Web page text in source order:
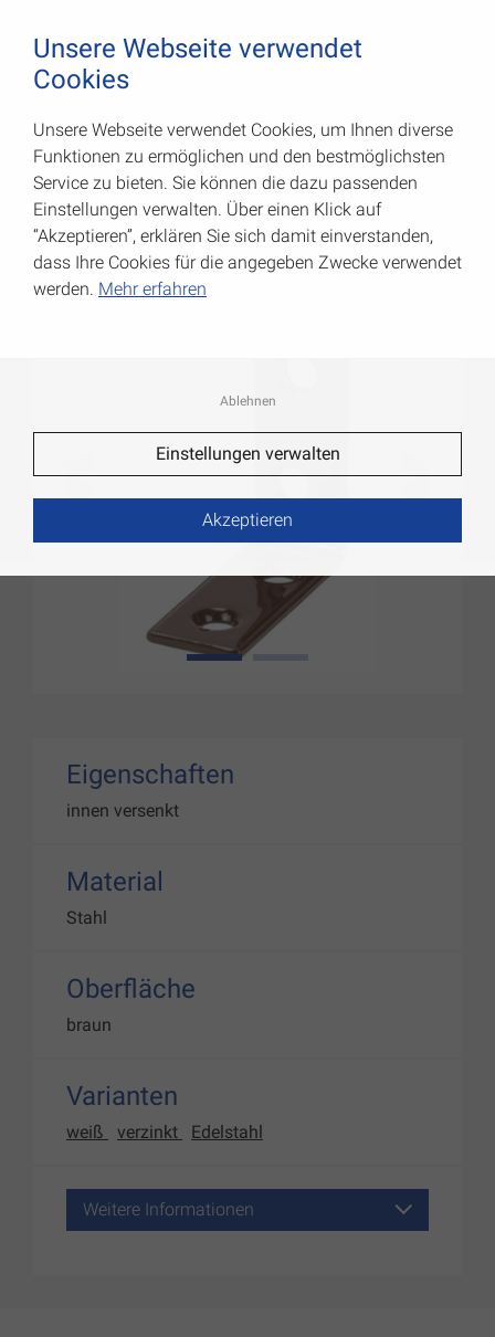
Stuhlwinkel
Art.-Nr.: 000180025B
1
Eigenschaften
innen versenkt
Material
Stahl
Oberfläche
braun
Varianten
weiß verzinkt Edelstahl
Weitere Informationen
Unsere Webseite verwendet
Cookies
Unsere Webseite verwendet Cookies, um Ihnen diverse
Funktionen zu ermöglichen und den bestmöglichsten
Service zu bieten. Sie können die dazu passenden
Einstellungen verwalten. Über einen Klick auf
“Akzeptieren”, erklären Sie sich damit einverstanden,
dass Ihre Cookies für die angegeben Zwecke verwendet
werden. Mehr erfahren
Ablehnen
Einstellungen verwalten
Akzeptieren